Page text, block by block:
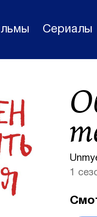
Сериалы
Новости
Подборки
Рецензии
Сериалы
1